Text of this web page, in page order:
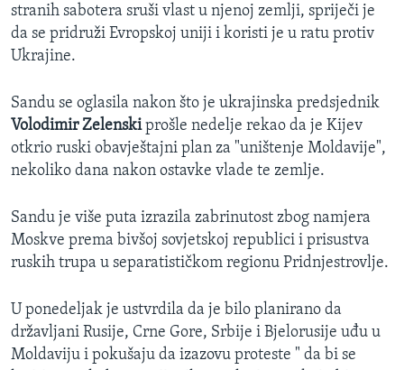
stranih sabotera sruši vlast u njenoj zemlji, spriječi je
da se pridruži Evropskoj uniji i koristi je u ratu protiv
Ukrajine.
Sandu se oglasila nakon što je ukrajinska predsjednik
Volodimir Zelenskiprošle nedelje rekao da je Kijev
otkrio ruski obavještajni plan za "uništenje Moldavije",
nekoliko dana nakon ostavke vlade te zemlje.
Sandu je više puta izrazila zabrinutost zbog namjera
Moskve prema bivšoj sovjetskoj republici i prisustva
ruskih trupa u separatističkom regionu Pridnjestrovlje.
U ponedeljak je ustvrdila da je bilo planirano da
državljani Rusije, Crne Gore, Srbije i Bjelorusije uđu u
Moldaviju i pokušaju da izazovu proteste " da bi se